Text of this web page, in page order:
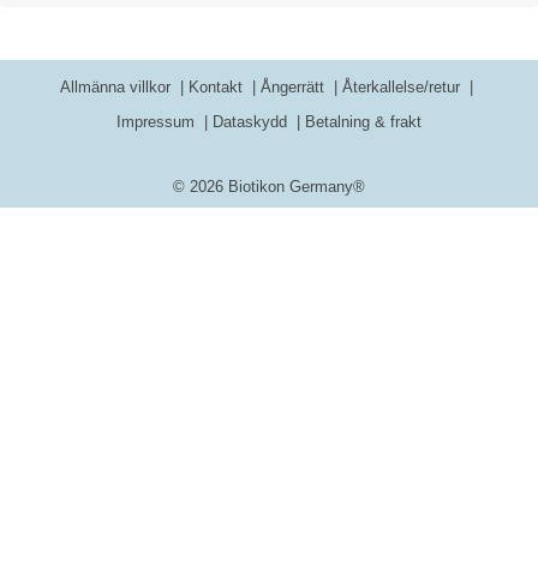
© 2026 Biotikon Germany®
Allmänna villkor Kontakt Ångerrätt
Återkallelse/retur
Impressum
Dataskydd Betalning & frakt